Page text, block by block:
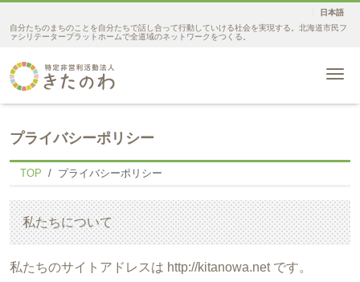
日本語
自分たちのまちのことを自分たちで話し合って行動していける社会を実現する。北海道市民フ
ァシリテータープラットホームで全道域のネットワークをつくる。
プライバシーポリシー
TOP プライバシーポリシー
私たちについて
私たちのサイトアドレスは http://kitanowa.net です。